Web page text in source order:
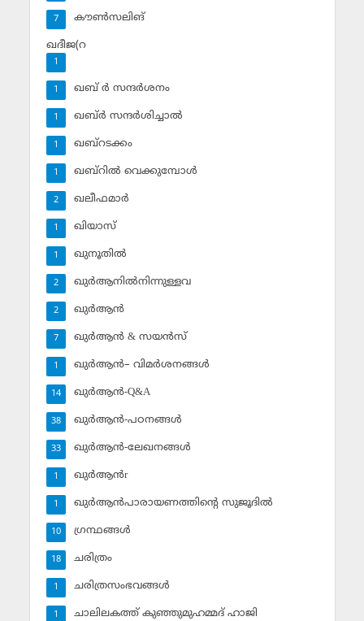
കൗണ്‍സലിങ്‌
7
ഖദീജ(റ
1
ഖബ് ര്‍ സന്ദര്‍ശനം
1
ഖബ്ര്‍ സന്ദര്‍ശിച്ചാല്‍
1
ഖബ്‌റടക്കം
1
ഖബ്‌റില്‍ വെക്കുമ്പോള്‍
1
ഖലീഫമാര്‍
2
ഖിയാസ്
1
ഖുനൂതില്‍
1
ഖുര്‍ആനില്‍നിന്നുള്ളവ
2
ഖുര്‍ആന്‍
2
ഖുര്‍ആന്‍ & സയന്‍സ്‌
7
ഖുര്‍ആന്‍– വിമര്‍ശനങ്ങള്‍
1
ഖുര്‍ആന്‍-Q&A
14
ഖുര്‍ആന്‍-പഠനങ്ങള്‍
38
ഖുര്‍ആന്‍-ലേഖനങ്ങള്‍
33
ഖുര്‍ആന്‍r
1
ഖുര്‍ആന്‍പാരായണത്തിന്റെ സുജൂദില്‍
1
ഗ്രന്ഥങ്ങള്‍
10
ചരിത്രം
18
ചരിത്രസംഭവങ്ങള്‍
1
ചാലിലകത്ത് കുഞ്ഞുമുഹമ്മദ് ഹാജി
1